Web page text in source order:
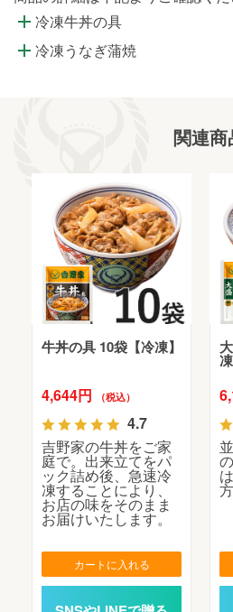
冷凍牛丼の具
冷凍うなぎ蒲焼
関連商
牛丼の具 10袋【冷凍】
4,644円 （税込）
4.7
吉野家の牛丼をご家
庭で。出来立てをパ
ック詰め後、急速冷
凍することにより、
お店の味をそのまま
お届けいたします。
カートに入れる